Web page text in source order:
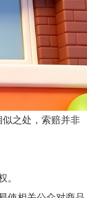
之处，索赔并非
。